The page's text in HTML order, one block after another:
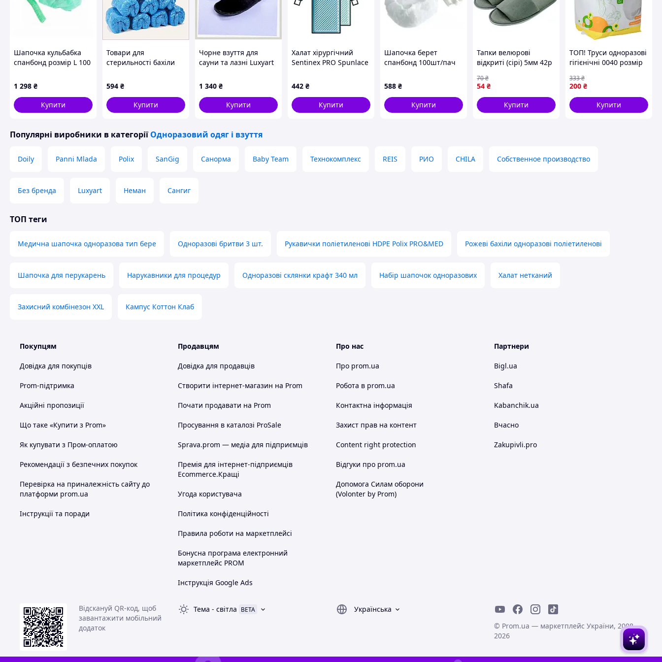
Шапочка кульбабка
спанбонд розмір L 100
шт.
1 298 ₴
Купити
Товари для
стерильності бахіли
T8581418P
594 ₴
Купити
Чорне взуття для
сауни та лазні Luxyart
167T581T9
1 340 ₴
Купити
Халат хірургічний
Sentinex PRO Spunlace
XL, 150 см з 2
рушниками
442 ₴
Купити
Шапочка берет
спанбонд 100шт/пач
Артикул ST100
588 ₴
Купити
Тапки велюрові
відкриті (сірі) 5мм 42р
54 ₴
70₴
Купити
ТОП! Труси одноразові
гігієнічні 0040 розмір
200 ₴
333₴
Купити
Популярні виробники в категорії Одноразовий одяг і взуття
Doily Panni Mlada Polix SanGig Санорма Baby Team Технокомплекс REIS РИО CHILA Собственное производство
Без бренда Luxyart Неман Сангиг
ТОП теги
Медична шапочка одноразова тип бере Одноразові бритви 3 шт. Рукавички поліетиленові HDPE Polix PRO&MED Рожеві бахіли одноразові поліетиленові
Шапочка для перукарень Нарукавники для процедур Одноразові склянки крафт 340 мл Набір шапочок одноразових Халат нетканий
Захисний комбінезон XXL Кампус Коттон Клаб
Покупцям
Довідка для покупців
Prom-підтримка
Акційні пропозиції
Що таке «Купити з Prom»
Як купувати з Пром-оплатою
Рекомендації з безпечних покупок
Перевірка на приналежність сайту до
платформи prom.ua
Інструкції та поради
Продавцям
Довідка для продавців
Створити інтернет-магазин на Prom
Почати продавати на Prom
Просування в каталозі ProSale
Sprava.prom — медіа для підприємців
Премія для інтернет-підприємців
Ecommerce.Кращі
Угода користувача
Політика конфіденційності
Правила роботи на маркетплейсі
Бонусна програма електронний
маркетплейс PROM
Інструкція Google Ads
Про нас
Про prom.ua
Робота в prom.ua
Контактна інформація
Захист прав на контент
Content right protection
Відгуки про prom.ua
Допомога Силам оборони
(Volonter by Prom)
Партнери
Bigl.ua
Shafa
Kabanchik.ua
Вчасно
Zakupivli.pro
Відскануй QR-код, щоб
завантажити мобільний
додаток
Тема - світла BETA
Українська
© Prom.ua — маркетплейс України, 2008-
2026